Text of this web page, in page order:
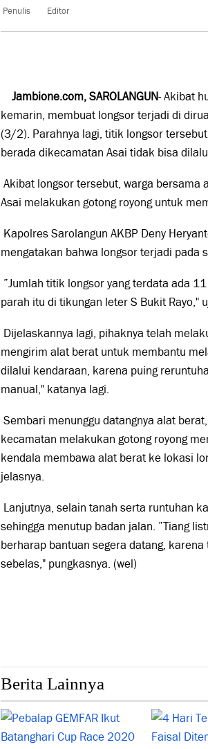
Penulis Editor
Jambione.com,SAROLANGUN- Akibat
kemarin, membuat longsor terjadi di
(3/2). Parahnya lagi, titik longsor
berada dikecamatan Asai tidak bisa
Akibat longsor tersebut, warga bersama
Asai melakukan gotong royong untuk
Kapolres Sarolangun AKBP Deny
mengatakan bahwa longsor terjadi
”Jumlah titik longsor yang terdata ada
parah itu di tikungan leter S Bukit
Dijelaskannya lagi, pihaknya telah
mengirim alat berat untuk membantu
dilalui kendaraan, karena puing
manual," katanya lagi.
Sembari menunggu datangnya alat
kecamatan melakukan gotong royong
kendala membawa alat berat ke lokasi
jelasnya.
Lanjutnya, selain tanah serta runtuhan
sehingga menutup badan jalan. ”Tiang
berharap bantuan segera datang,
sebelas," pungkasnya. (wel)
Berita Lainnya